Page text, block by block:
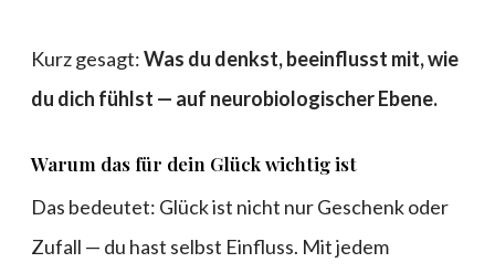
Kurz gesagt:Was du denkst, beeinflusst mit, wie
du dich fühlst — auf neurobiologischer Ebene.
Warum das für dein Glück wichtig ist
Das bedeutet: Glück ist nicht nur Geschenk oder
Zufall — du hast selbst Einfluss. Mit jedem